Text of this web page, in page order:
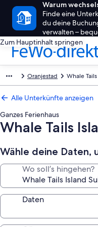
Warum
Finde eine
du deine
verwalten –
Zum Hauptinhalt springen
Oranjestad Whale
Alle Unterkünfte anzeigen
Ganzes Ferienhaus
Whale Tails
Wähle deine Daten,
Wo soll’s hingehen?
Daten